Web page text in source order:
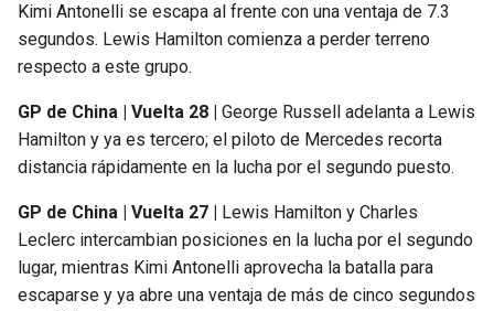
Kimi Antonelli se escapa al frente con una ventaja de 7.3
segundos. Lewis Hamilton comienza a perder terreno
respecto a este grupo.
GP de China | Vuelta 28 |
George Russell adelanta a Lewis
Hamilton y ya es tercero; el piloto de Mercedes recorta
distancia rápidamente en la lucha por el segundo puesto.
GP de China | Vuelta 27 |
Lewis Hamilton y Charles
Leclerc intercambian posiciones en la lucha por el segundo
lugar, mientras Kimi Antonelli aprovecha la batalla para
escaparse y ya abre una ventaja de más de cinco segundos